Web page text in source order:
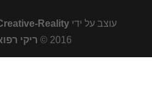
עוצב על ידיReality
2016 ©
ריקי